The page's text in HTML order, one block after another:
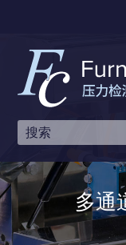
多通